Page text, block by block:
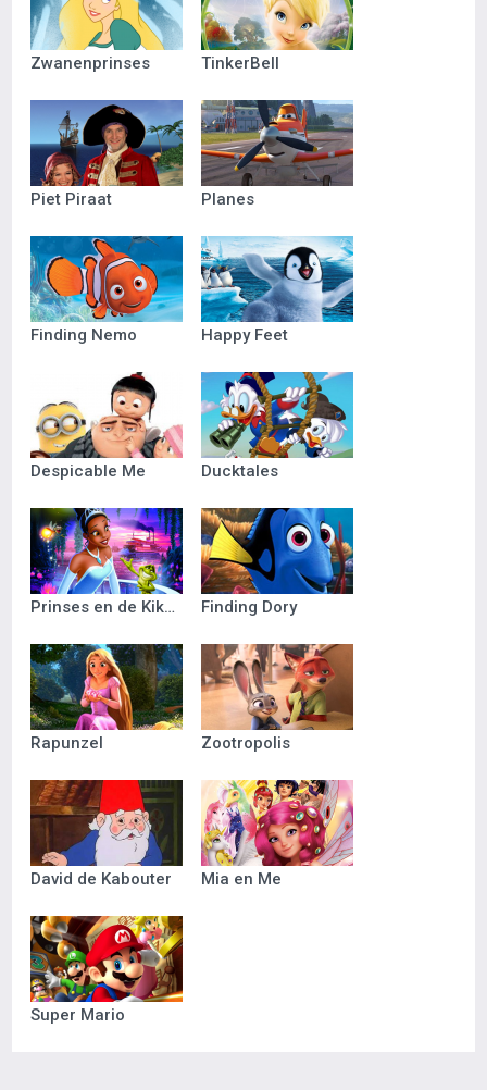
Zwanenprinses TinkerBell
Piet Piraat Planes
Finding Nemo Happy Feet
Despicable Me Ducktales
Prinses en de Kikker Finding Dory
Rapunzel Zootropolis
David de Kabouter Mia en Me
Super Mario